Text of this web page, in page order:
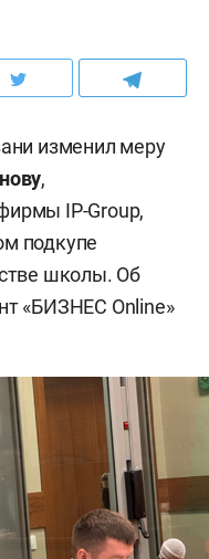
изменил меру
,
IP-Group,
подкупе
школы. Об
«БИЗНЕС Online»